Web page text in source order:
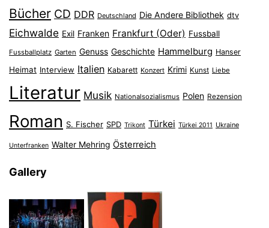
Bücher CD DDR Deutschland Die Andere Bibliothek dtv
Eichwalde Exil Franken Frankfurt (Oder) Fussball
Fussballplatz Garten Genuss Geschichte Hammelburg Hanser
Heimat Interview Italien Kabarett Konzert Krimi Kunst Liebe
Literatur Musik Nationalsozialismus Polen Rezension
Roman S. Fischer SPD Trikont Türkei Türkei 2011 Ukraine
Unterfranken Walter Mehring Österreich
Gallery